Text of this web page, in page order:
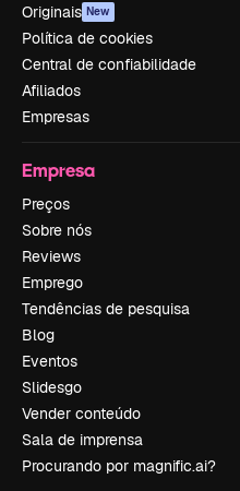
Originais New
Política de cookies
Central de confiabilidade
Afiliados
Empresas
Empresa
Preços
Sobre nós
Reviews
Emprego
Tendências de pesquisa
Blog
Eventos
Slidesgo
Vender conteúdo
Sala de imprensa
Procurando por magnific.ai?